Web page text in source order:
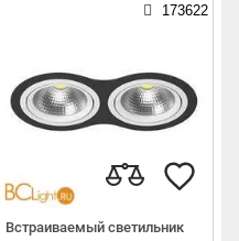
173622
Встраиваемый светильник